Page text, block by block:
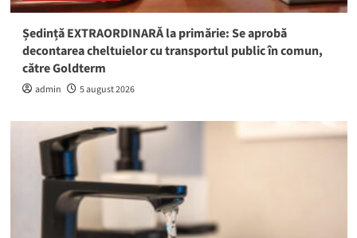
Ședință EXTRAORDINARĂ la primărie: Se aprobă
decontarea cheltuielor cu transportul public în comun,
către Goldterm
admin 5 august 2026